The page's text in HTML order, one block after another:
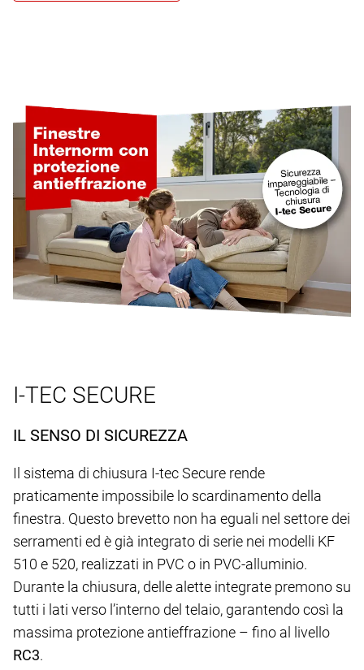
I-TEC SECURE
IL SENSO DI SICUREZZA
Il sistema di chiusura I-tec Secure rende
praticamente impossibile lo scardinamento della
finestra. Questo brevetto non ha eguali nel settore dei
serramenti ed è già integrato di serie nei modelli KF
510 e 520, realizzati in PVC o in PVC-alluminio.
Durante la chiusura, delle alette integrate premono su
tutti i lati verso l’interno del telaio, garantendo così la
massima protezione antieffrazione – fino al livello
RC3.